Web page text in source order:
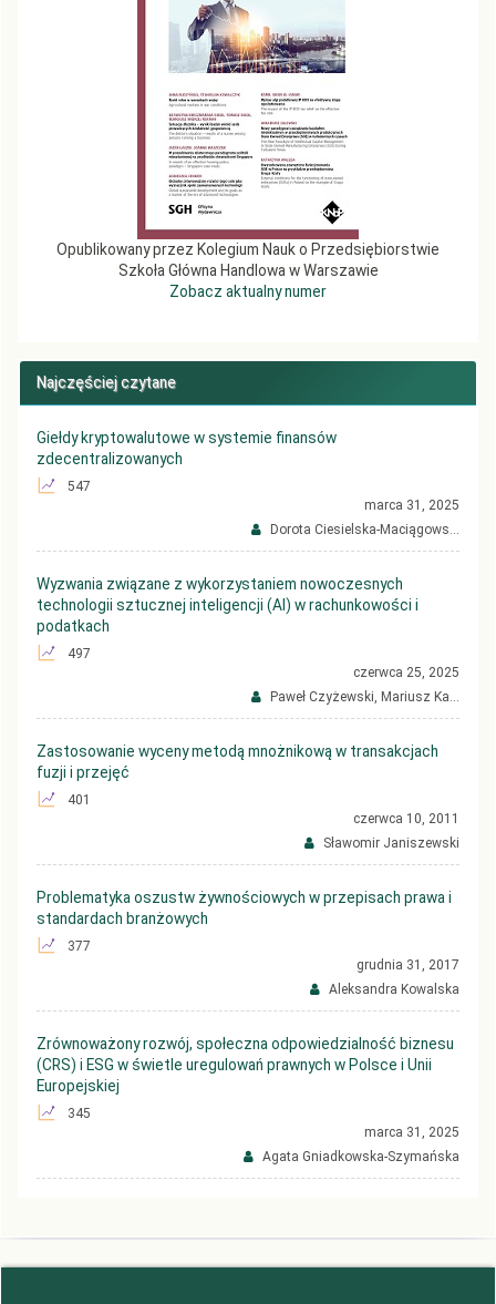
Opublikowany przez Kolegium Nauk o Przedsiębiorstwie
Szkoła Główna Handlowa w Warszawie
Zobacz aktualny numer
Najczęściej czytane
Giełdy kryptowalutowe w systemie finansów
zdecentralizowanych
547
marca 31, 2025
Dorota Ciesielska-Maciągows...
Wyzwania związane z wykorzystaniem nowoczesnych
technologii sztucznej inteligencji (AI) w rachunkowości i
podatkach
497
czerwca 25, 2025
Paweł Czyżewski, Mariusz Ka...
Zastosowanie wyceny metodą mnożnikową w transakcjach
fuzji i przejęć
401
czerwca 10, 2011
Sławomir Janiszewski
Problematyka oszustw żywnościowych w przepisach prawa i
standardach branżowych
377
grudnia 31, 2017
Aleksandra Kowalska
Zrównoważony rozwój, społeczna odpowiedzialność biznesu
(CRS) i ESG w świetle uregulowań prawnych w Polsce i Unii
Europejskiej
345
marca 31, 2025
Agata Gniadkowska-Szymańska